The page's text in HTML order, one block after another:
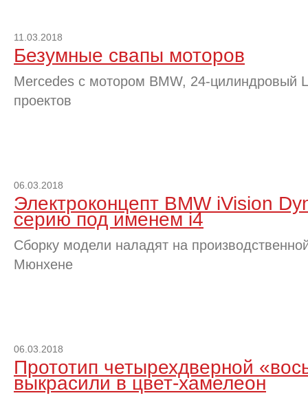
11.03.2018
Безумные свапы моторов
Mercedes с мотором BMW, 24-цилиндровый
проектов
06.03.2018
Электроконцепт BMW iVision
серию под именем i4
Сборку модели наладят на
Мюнхене
06.03.2018
Прототип четырехдверной
выкрасили в цвет-хамелеон